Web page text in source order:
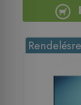
Rendelésre